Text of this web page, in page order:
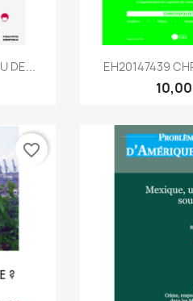
DE... 
EH20147439
favorite_border